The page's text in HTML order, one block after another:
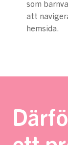
som
att
hemsida.